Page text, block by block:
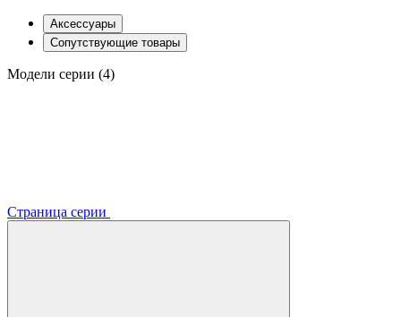
Аксессуары
Сопутствующие товары
Модели серии (4)
Страница серии